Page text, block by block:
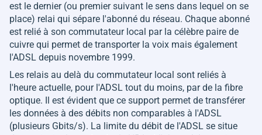
est le dernier (ou premier suivant le sens dans lequel on se
place) relai qui sépare l'abonné du réseau. Chaque abonné
est relié à son commutateur local par la célèbre paire de
cuivre qui permet de transporter la voix mais également
l'ADSL depuis novembre 1999.
Les relais au delà du commutateur local sont reliés à
l'heure actuelle, pour l'ADSL tout du moins, par de la fibre
optique. Il est évident que ce support permet de transférer
les données à des débits non comparables à l'ADSL
(plusieurs Gbits/s). La limite du débit de l'ADSL se situe